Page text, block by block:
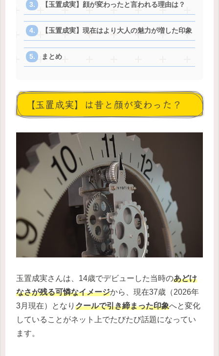
【玉置成実】顔が変わったと言われる理由は？
【玉置成実】現在はより大人の魅力が増した印象
まとめ
【玉置成実】は昔と顔が変わった？
玉置成実さんは、14歳でデビューした当時のあどけ
なさが残る可憐なイメージから、現在37歳（2026年
3月現在）となり クールで引き締まった印象へと変化
していることがネット上でたびたび話題になってい
ます。